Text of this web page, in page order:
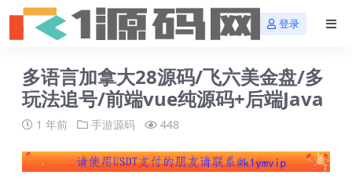
登录
多语言加拿大28源码/飞六美金盘/多
玩法追号/前端vue纯源码+后端Java
1 年前 手游源码 448